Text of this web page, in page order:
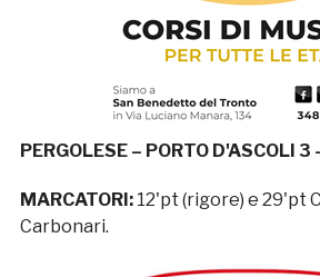
PERGOLESE – PORTO D'ASCOLI 3
MARCATORI: 12'pt (rigore) e 29'pt
Carbonari.